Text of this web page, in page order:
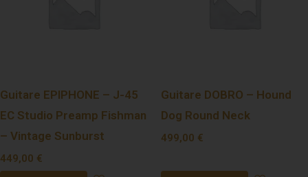
Guitare EPIPHONE – J-45
EC Studio Preamp Fishman
– Vintage Sunburst
449,00 €
Guitare DOBRO – Hound
Dog Round Neck
499,00 €